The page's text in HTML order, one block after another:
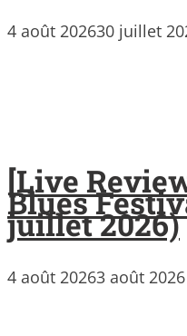
4 août 202630 juillet
[Live
Blues
juillet 2026)
4 août 20263 août 2026